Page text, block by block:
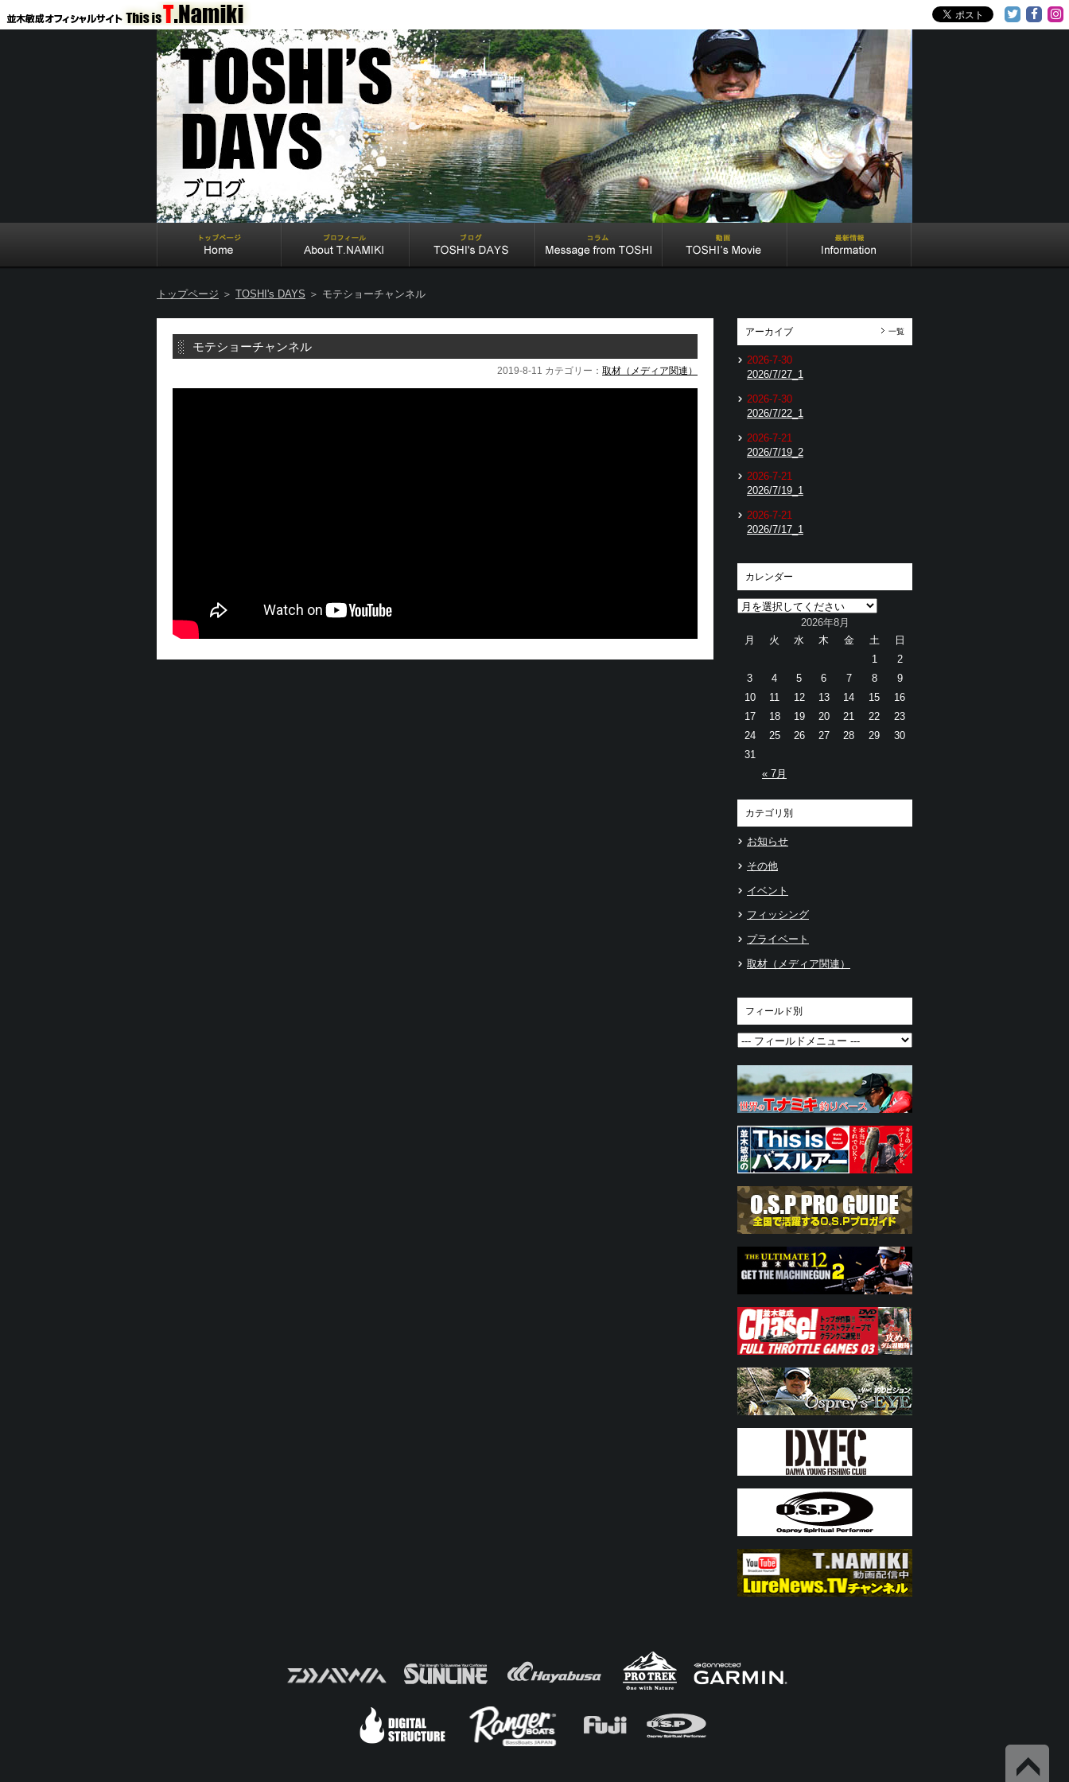
トップページ ＞ TOSHI's DAYS ＞ モテショーチャンネル
モテショーチャンネル
2019-8-11 カテゴリー： 取材（メディア関連）
アーカイブ 一覧
2026-7-30
2026/7/27_1
2026-7-30
2026/7/22_1
2026-7-21
2026/7/19_2
2026-7-21
2026/7/19_1
2026-7-21
2026/7/17_1
カレンダー
2026年8月
月
火 水 木 金 土 日
« 7月
1
2
3
4 5 6 7 8
9
10
11 12 13 14 15
16
17
18 19 20 21 22
23
24
25 26 27 28 29
30
31
カテゴリ別
お知らせ
その他
イベント
フィッシング
プライベート
取材（メディア関連）
フィールド別